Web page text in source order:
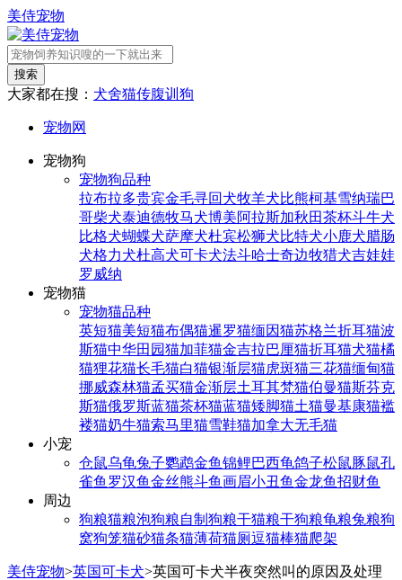
美侍宠物
搜索
大家都在搜： 犬舍猫传腹训狗
宠物网
宠物狗
宠物狗品种
拉布拉多贵宾金毛寻回犬牧羊犬比熊柯基雪纳瑞巴
哥柴犬泰迪德牧马犬博美阿拉斯加秋田茶杯斗牛犬
比格犬蝴蝶犬萨摩犬杜宾松狮犬比特犬小鹿犬腊肠
犬格力犬杜高犬可卡犬法斗哈士奇边牧猎犬吉娃娃
罗威纳
宠物猫
宠物猫品种
英短猫美短猫布偶猫暹罗猫缅因猫苏格兰折耳猫波
斯猫中华田园猫加菲猫金吉拉巴厘猫折耳猫犬猫橘
猫狸花猫长毛猫白猫银渐层猫虎斑猫三花猫缅甸猫
挪威森林猫孟买猫金渐层土耳其梵猫伯曼猫斯芬克
斯猫俄罗斯蓝猫茶杯猫蓝猫矮脚猫土猫曼基康猫褴
褛猫奶牛猫索马里猫雪鞋猫加拿大无毛猫
小宠
仓鼠乌龟兔子鹦鹉金鱼锦鲤巴西龟鸽子松鼠豚鼠孔
雀鱼 罗汉鱼金丝熊斗鱼画眉小丑鱼金龙鱼招财鱼
周边
狗粮猫粮泡狗粮自制狗粮干猫粮干狗粮龟粮兔粮狗
窝狗笼猫砂猫条猫薄荷猫厕逗猫棒猫爬架
美侍宠物>英国可卡犬>英国可卡犬半夜突然叫的原因及处理